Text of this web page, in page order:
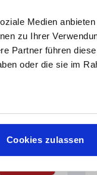
Medien
zu Ihrer
Partner führen diese
oder die sie im
Cookies zulassen